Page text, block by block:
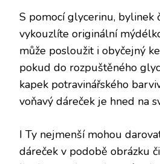
S pomocí glycerinu, bylinek
vykouzlíte originální
může posloužit i obyčejný
pokud do rozpuštěného
kapek potravinářského
voňavý dáreček je hned na
I Ty nejmenší mohou
dáreček v podobě obrázku